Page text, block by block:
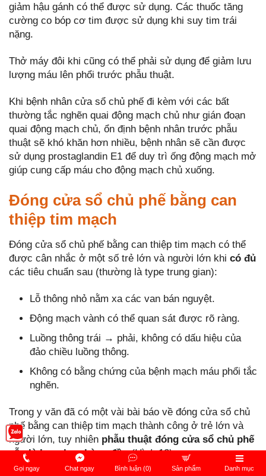
giảm hậu gánh có thể được sử dụng. Các thuốc tăng
cường co bóp cơ tim được sử dụng khi suy tim trái
nặng.
Thở máy đôi khi cũng có thể phải sử dụng để giảm lưu
lượng máu lên phổi trước phẫu thuật.
Khi bệnh nhân cửa sổ chủ phế đi kèm với các bất
thường tắc nghẽn quai động mạch chủ như gián đoạn
quai động mạch chủ, ổn định bệnh nhân trước phẫu
thuật sẽ khó khăn hơn nhiều, bệnh nhân sẽ cần được
sử dụng prostaglandin E1 để duy trì ống động mạch mở
giúp cung cấp máu cho động mạch chủ xuống.
Đóng cửa sổ chủ phế bằng can
thiệp tim mạch
Đóng cửa sổ chủ phế bằng can thiệp tim mạch có thể
được cân nhắc ở một số trẻ lớn và người lớn khi có đủ
các tiêu chuẩn sau (thường là type trung gian):
Lỗ thông nhỏ nằm xa các van bán nguyệt.
Động mạch vành có thể quan sát được rõ ràng.
Luồng thông trái → phải, không có dấu hiệu của
đảo chiều luồng thông.
Không có bằng chứng của bệnh mạch máu phổi tắc
nghẽn.
Trong y văn đã có một vài bài báo về đóng cửa sổ chủ
phế bằng can thiệp tim mạch thành công ở trẻ lớn và
người lớn, tuy nhiên phẫu thuật đóng cửa sổ chủ phế
vẫn là lựa chọn hàng đầu(Hình 13).
Gọi ngay Chat ngay Bình luận (0) Sản phẩm Danh mục